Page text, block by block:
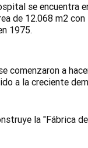
se encuentra
de 12.068 m2
1975.
comenzaron a
a la creciente
la "Fábrica